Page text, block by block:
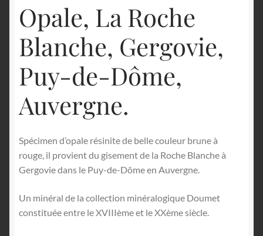
Opale, La Roche
Blanche, Gergovie,
Puy-de-Dôme,
Auvergne.
Spécimen d’opale résinite de belle couleur brune à
rouge, il provient du gisement de la Roche Blanche à
Gergovie dans le Puy-de-Dôme en Auvergne.
Un minéral de la collection minéralogique Doumet
constituée entre le XVIIIème et le XXème siècle.